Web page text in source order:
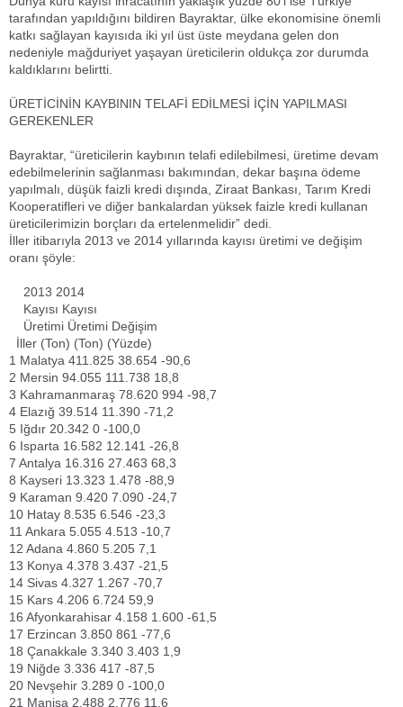
tarafından yapıldığını bildiren Bayraktar, ülke ekonomisine önemli
katkı sağlayan kayısıda iki yıl üst üste meydana gelen don
nedeniyle mağduriyet yaşayan üreticilerin oldukça zor durumda
kaldıklarını belirtti.
ÜRETİCİNİN KAYBININ TELAFİ EDİLMESİ İÇİN YAPILMASI
GEREKENLER
Bayraktar, “üreticilerin kaybının telafi edilebilmesi, üretime devam
edebilmelerinin sağlanması bakımından, dekar başına ödeme
yapılmalı, düşük faizli kredi dışında, Ziraat Bankası, Tarım Kredi
Kooperatifleri ve diğer bankalardan yüksek faizle kredi kullanan
üreticilerimizin borçları da ertelenmelidir” dedi.
İller itibarıyla 2013 ve 2014 yıllarında kayısı üretimi ve değişim
oranı şöyle:
2013 2014
Kayısı Kayısı
Üretimi Üretimi Değişim
İller (Ton) (Ton) (Yüzde)
1 Malatya 411.825 38.654 -90,6
2 Mersin 94.055 111.738 18,8
3 Kahramanmaraş 78.620 994 -98,7
4 Elazığ 39.514 11.390 -71,2
5 Iğdır 20.342 0 -100,0
6 Isparta 16.582 12.141 -26,8
7 Antalya 16.316 27.463 68,3
8 Kayseri 13.323 1.478 -88,9
9 Karaman 9.420 7.090 -24,7
10 Hatay 8.535 6.546 -23,3
11 Ankara 5.055 4.513 -10,7
12 Adana 4.860 5.205 7,1
13 Konya 4.378 3.437 -21,5
14 Sivas 4.327 1.267 -70,7
15 Kars 4.206 6.724 59,9
16 Afyonkarahisar 4.158 1.600 -61,5
17 Erzincan 3.850 861 -77,6
18 Çanakkale 3.340 3.403 1,9
19 Niğde 3.336 417 -87,5
20 Nevşehir 3.289 0 -100,0
21 Manisa 2.488 2.776 11,6